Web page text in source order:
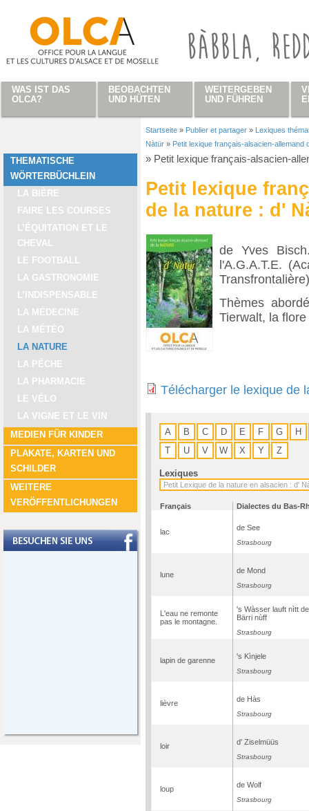
THEMATISCHE
WÖRTERBÜCHLEIN
LA BIÈRE
FAIRE LES COURSES
L’ÉQUITATION ET LE
CHEVAL
LE FOOTBALL
LA GASTRONOMIE
L’INDISPENSABLE
LA MÉDECINE
LA MÉTÉO
LA NATURE
LA PÊCHE
LA PHARMACIE
LE VÉLO
LA VIGNE ET LE VIN
MEDIEN FÜR KINDER
PLAKATE, KARTEN UND
SCHILDER
WEITERE
VERÖFFENTLICHUNGEN
Sie sind hier
Startseite » Publier et partager » Lexiques
Nàtür » Petit lexique français-alsacien-allemand
» Petit lexique français-alsacien-
Petit lexique
de la nature : d'
de Yves
l'A.G.A.T.E.
Thèmes
Tierwalt, la
Télécharger le lexique de
A B C D E F G
H
T
U V W X Y Z
Lexiques
Français Dialectes du Bas-
lac de See
Strasbourg
lune de Mond
Strasbourg
L'eau ne remonte
pas le montagne.
's Wàsser lauft nìtt de
Bärri nùff
Strasbourg
lapin de garenne 's Kìnjele
Strasbourg
lièvre de Hàs
Strasbourg
loir d' Ziselmüüs
Strasbourg
loup de Wolf
Strasbourg
WAS IST DAS
OLCA?
BEOBACHTEN
UND HÜTEN
WEITERGEBEN
UND FÜHREN